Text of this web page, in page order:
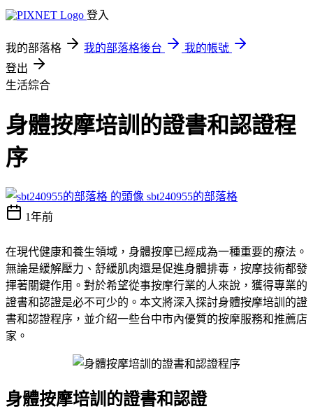
登入
我的部落格 我的部落格後台
我的帳號
登出
生活綜合
身體按摩培訓的證書和認證程
序
sbt240955的部落格
1年前
在現代健康和養生領域，身體按摩已經成為一種重要的療法。
無論是緩解壓力、舒緩肌肉還是促進身體排毒，按摩技術都發
揮著關鍵作用。對於希望從事按摩行業的人來說，獲得專業的
證書和認證是必不可少的。本文將深入探討身體按摩培訓的證
書和認證程序，並介紹一些台中市內優質的按摩服務和推薦店
家。
身體按摩培訓的證書和認證